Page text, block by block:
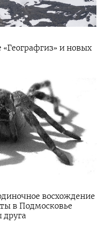
«Географгиз» и новых
восхождение
в Подмосковье
друга